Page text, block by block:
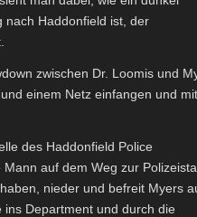
nach Haddonfield ist, der
zwischen Dr. Loomis und
einem Netz einfangen und mit
des Haddonfield Police
auf dem Weg zur
nieder und befreit Myers
Department und durch die